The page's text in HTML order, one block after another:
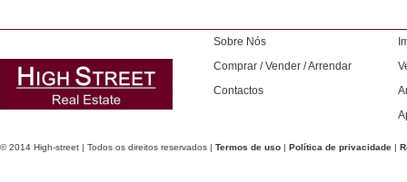
Sobre Nós
Comprar / Vender / Arrendar
Contactos
© 2014 High-street | Todos os direitos reservados | Termos de uso | Política de privacidade |